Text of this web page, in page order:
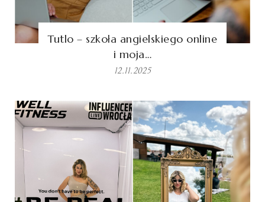
Tutlo – szkoła angielskiego online
i moja…
12.11.2025